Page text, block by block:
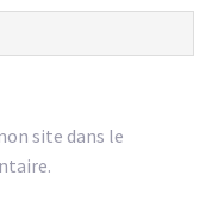
site dans le